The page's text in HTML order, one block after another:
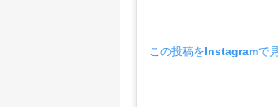
この投稿をInstagramで